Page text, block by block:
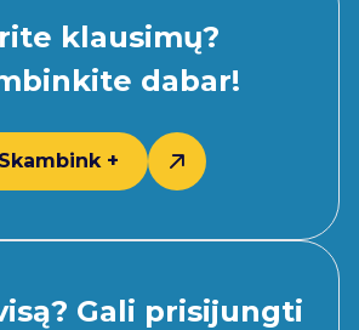
klausimų?
dabar!
Skambink +
Gali prisijungti